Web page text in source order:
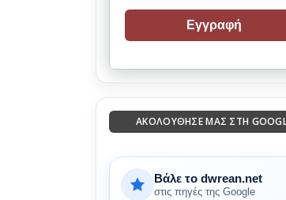
Εγγραφή
ΑΚΟΛΟΎΘΗΣΈ ΜΑΣ ΣΤΗ
Βάλε το dwrean.net
στις πηγές της Google